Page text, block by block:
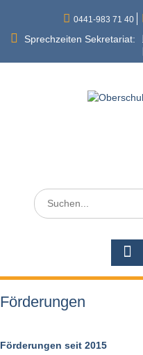
content
0441-983 71 40
Sprechzeiten Sekretariat:
Search
for:
Förderungen
Förderungen seit 2015